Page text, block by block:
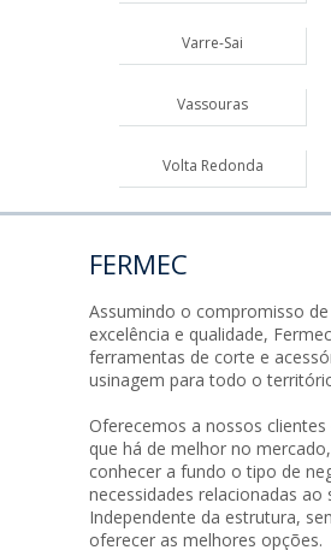
Varre-Sai
Vassouras
Volta Redonda
FERMEC
Assumindo o compromisso
excelência e qualidade,
ferramentas de corte e
usinagem para todo o
Oferecemos a nossos
que há de melhor no
conhecer a fundo o tipo de
necessidades relacionadas ao
Independente da estrutura,
oferecer as melhores opções.